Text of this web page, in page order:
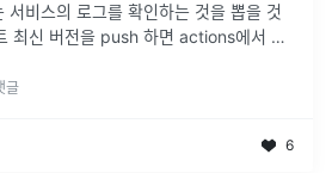
서비스의 로그를 확인하는 것을 뽑을 것
최신 버전을 push 하면 actions에서 설
글
6